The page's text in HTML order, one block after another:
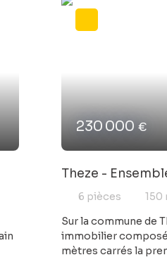
230 000€
Theze -
6 pièces 150
Sur la commune de
immobilier
mètres carrés la